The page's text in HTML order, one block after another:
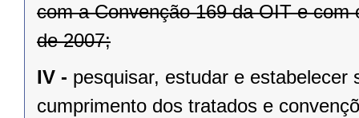
com a Convenção 169 da OIT e com
de 2007;
IV - pesquisar, estudar e
cumprimento dos tratados e